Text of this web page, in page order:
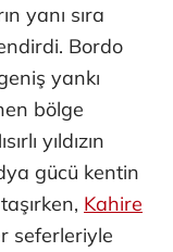
yanı sıra
Bordo
yankı
bölge
yıldızın
gücü kentin
Kahire
seferleriyle